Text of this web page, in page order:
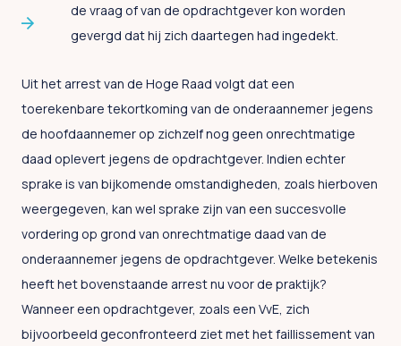
de vraag of van de opdrachtgever kon worden
gevergd dat hij zich daartegen had ingedekt.
Uit het arrest van de Hoge Raad volgt dat een
toerekenbare tekortkoming van de onderaannemer jegens
de hoofdaannemer op zichzelf nog geen onrechtmatige
daad oplevert jegens de opdrachtgever. Indien echter
sprake is van bijkomende omstandigheden, zoals hierboven
weergegeven, kan wel sprake zijn van een succesvolle
vordering op grond van onrechtmatige daad van de
onderaannemer jegens de opdrachtgever. Welke betekenis
heeft het bovenstaande arrest nu voor de praktijk?
Wanneer een opdrachtgever, zoals een VvE, zich
bijvoorbeeld geconfronteerd ziet met het faillissement van